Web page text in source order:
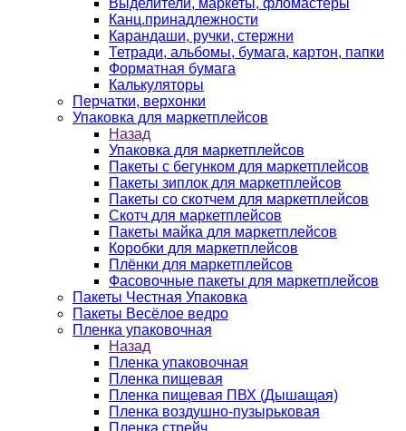
Выделители, маркеты, фломастеры
Канц.принадлежности
Карандаши, ручки, стержни
Тетради, альбомы, бумага, картон, папки
Форматная бумага
Калькуляторы
Перчатки, верхонки
Упаковка для маркетплейсов
Назад
Упаковка для маркетплейсов
Пакеты с бегунком для маркетплейсов
Пакеты зиплок для маркетплейсов
Пакеты со скотчем для маркетплейсов
Скотч для маркетплейсов
Пакеты майка для маркетплейсов
Коробки для маркетплейсов
Плёнки для маркетплейсов
Фасовочные пакеты для маркетплейсов
Пакеты Честная Упаковка
Пакеты Весёлое ведро
Пленка упаковочная
Назад
Пленка упаковочная
Пленка пищевая
Пленка пищевая ПВХ (Дышащая)
Пленка воздушно-пузырьковая
Пленка стрейч